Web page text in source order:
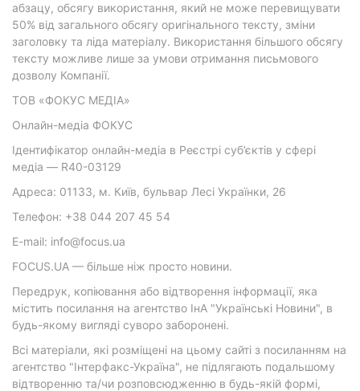
абзацу, обсягу використання, який не може перевищувати
50% від загального обсягу оригінального тексту, зміни
заголовку та ліда матеріалу. Використання більшого обсягу
тексту можливе лише за умови отримання письмового
дозволу Компанії.
ТОВ «ФОКУС МЕДІА»
Онлайн-медіа ФОКУС
Ідентифікатор онлайн-медіа в Реєстрі суб’єктів у сфері
медіа — R40-03129
Адреса: 01133, м. Київ, бульвар Лесі Українки, 26
Телефон: +38 044 207 45 54
E-mail: info@focus.ua
FOCUS.UA — більше ніж просто новини.
Передрук, копіювання або відтворення інформації, яка
містить посилання на агентство ІнА "Українські Новини", в
будь-якому вигляді суворо заборонені.
Всі матеріали, які розміщені на цьому сайті з посиланням на
агентство "Інтерфакс-Україна", не підлягають подальшому
відтворенню та/чи розповсюдженню в будь-якій формі,